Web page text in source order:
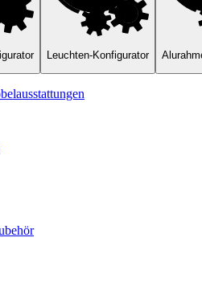
Leuchten-Konfigurator